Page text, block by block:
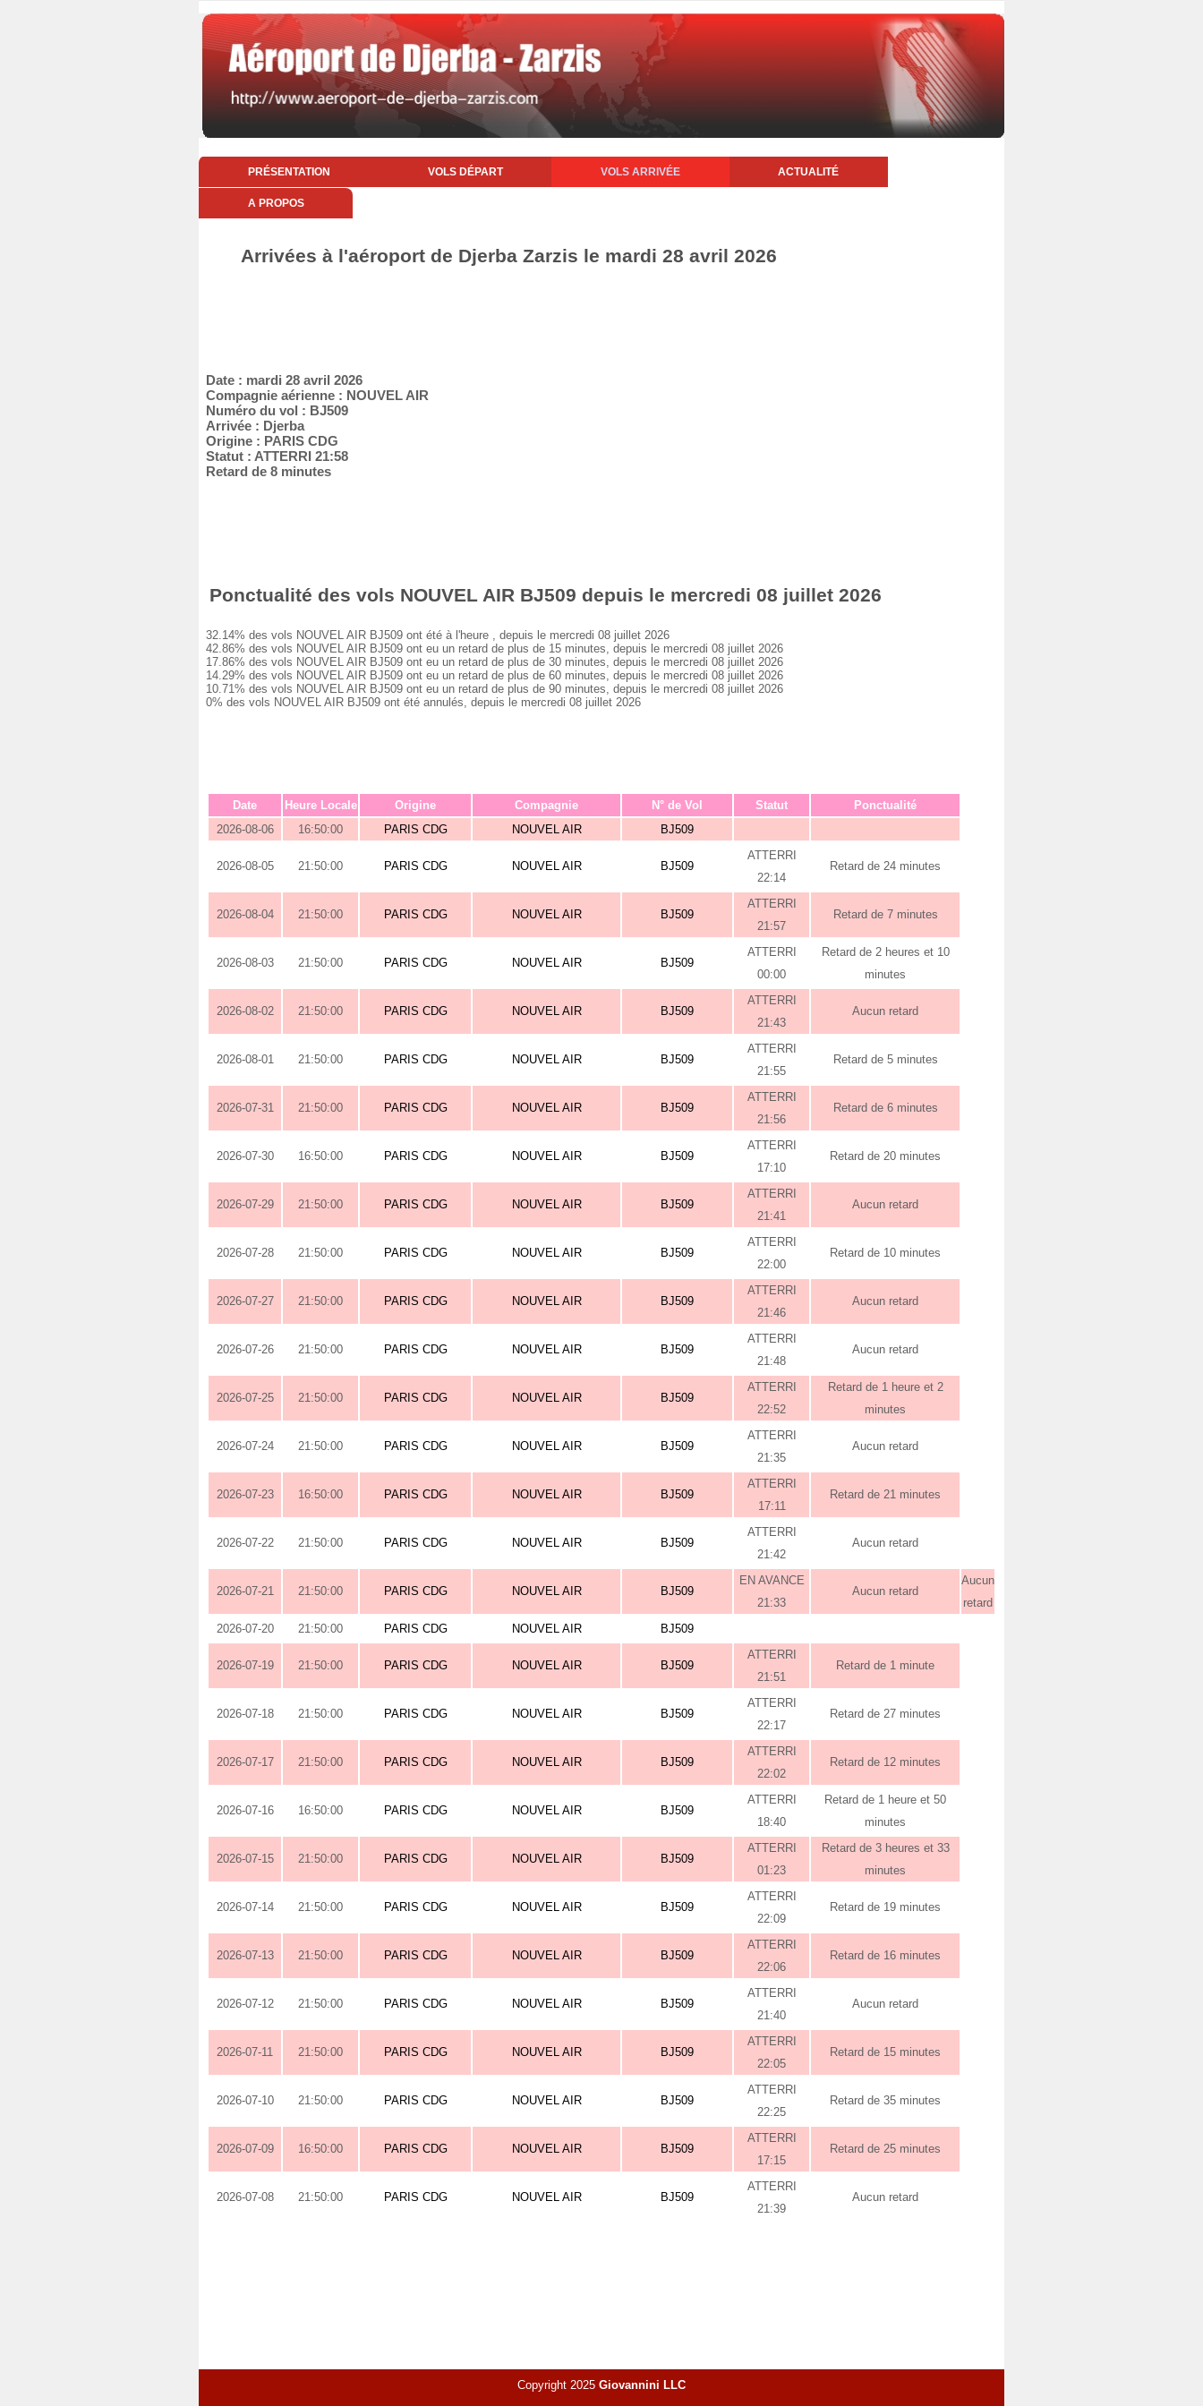
PRÉSENTATION VOLS DÉPART VOLS ARRIVÉE ACTUALITÉ
A PROPOS
Arrivées à l'aéroport de Djerba Zarzis le mardi 28 avril 2026
Date : mardi 28 avril 2026
Compagnie aérienne : NOUVEL AIR
Numéro du vol : BJ509
Arrivée : Djerba
Origine : PARIS CDG
Statut : ATTERRI 21:58
Retard de 8 minutes
Ponctualité des vols NOUVEL AIR BJ509 depuis le mercredi 08 juillet 2026
32.14% des vols NOUVEL AIR BJ509 ont été à l'heure , depuis le mercredi 08 juillet 2026
42.86% des vols NOUVEL AIR BJ509 ont eu un retard de plus de 15 minutes, depuis le mercredi 08 juillet 2026
17.86% des vols NOUVEL AIR BJ509 ont eu un retard de plus de 30 minutes, depuis le mercredi 08 juillet 2026
14.29% des vols NOUVEL AIR BJ509 ont eu un retard de plus de 60 minutes, depuis le mercredi 08 juillet 2026
10.71% des vols NOUVEL AIR BJ509 ont eu un retard de plus de 90 minutes, depuis le mercredi 08 juillet 2026
0% des vols NOUVEL AIR BJ509 ont été annulés, depuis le mercredi 08 juillet 2026
Date Heure Locale Origine Compagnie N° de Vol Statut
Ponctualité
2026-08-06
16:50:00 PARIS CDG NOUVEL AIR BJ509
2026-08-05 21:50:00 PARIS CDG NOUVEL AIR BJ509
ATTERRI
22:14
Retard de 24 minutes
2026-08-04 21:50:00 PARIS CDG NOUVEL AIR BJ509
ATTERRI
21:57
Retard de 7 minutes
2026-08-03 21:50:00 PARIS CDG NOUVEL AIR BJ509
ATTERRI
00:00
Retard de 2 heures et 10
minutes
2026-08-02 21:50:00 PARIS CDG NOUVEL AIR BJ509
ATTERRI
21:43
Aucun retard
2026-08-01 21:50:00 PARIS CDG NOUVEL AIR BJ509
ATTERRI
21:55
Retard de 5 minutes
2026-07-31 21:50:00 PARIS CDG NOUVEL AIR BJ509
ATTERRI
21:56
Retard de 6 minutes
2026-07-30 16:50:00 PARIS CDG NOUVEL AIR BJ509
ATTERRI
17:10
Retard de 20 minutes
2026-07-29 21:50:00 PARIS CDG NOUVEL AIR BJ509
ATTERRI
21:41
Aucun retard
2026-07-28 21:50:00 PARIS CDG NOUVEL AIR BJ509
ATTERRI
22:00
Retard de 10 minutes
2026-07-27 21:50:00 PARIS CDG NOUVEL AIR BJ509
ATTERRI
21:46
Aucun retard
2026-07-26 21:50:00 PARIS CDG NOUVEL AIR BJ509
ATTERRI
21:48
Aucun retard
2026-07-25 21:50:00 PARIS CDG NOUVEL AIR BJ509
ATTERRI
22:52
Retard de 1 heure et 2
minutes
2026-07-24 21:50:00 PARIS CDG NOUVEL AIR BJ509
ATTERRI
21:35
Aucun retard
2026-07-23 16:50:00 PARIS CDG NOUVEL AIR BJ509
ATTERRI
17:11
Retard de 21 minutes
2026-07-22 21:50:00 PARIS CDG NOUVEL AIR BJ509
ATTERRI
21:42
Aucun retard
2026-07-21 21:50:00 PARIS CDG NOUVEL AIR BJ509
EN AVANCE
21:33
Aucun retard
Aucun
retard
2026-07-20
21:50:00 PARIS CDG NOUVEL AIR BJ509
2026-07-19 21:50:00 PARIS CDG NOUVEL AIR BJ509
ATTERRI
21:51
Retard de 1 minute
2026-07-18 21:50:00 PARIS CDG NOUVEL AIR BJ509
ATTERRI
22:17
Retard de 27 minutes
2026-07-17 21:50:00 PARIS CDG NOUVEL AIR BJ509
ATTERRI
22:02
Retard de 12 minutes
2026-07-16 16:50:00 PARIS CDG NOUVEL AIR BJ509
ATTERRI
18:40
Retard de 1 heure et 50
minutes
2026-07-15 21:50:00 PARIS CDG NOUVEL AIR BJ509
ATTERRI
01:23
Retard de 3 heures et 33
minutes
2026-07-14 21:50:00 PARIS CDG NOUVEL AIR BJ509
ATTERRI
22:09
Retard de 19 minutes
2026-07-13 21:50:00 PARIS CDG NOUVEL AIR BJ509
ATTERRI
22:06
Retard de 16 minutes
2026-07-12 21:50:00 PARIS CDG NOUVEL AIR BJ509
ATTERRI
21:40
Aucun retard
2026-07-11 21:50:00 PARIS CDG NOUVEL AIR BJ509
ATTERRI
22:05
Retard de 15 minutes
2026-07-10 21:50:00 PARIS CDG NOUVEL AIR BJ509
ATTERRI
22:25
Retard de 35 minutes
2026-07-09 16:50:00 PARIS CDG NOUVEL AIR BJ509
ATTERRI
17:15
Retard de 25 minutes
2026-07-08 21:50:00 PARIS CDG NOUVEL AIR BJ509
ATTERRI
21:39
Aucun retard
Copyright 2025 Giovannini LLC